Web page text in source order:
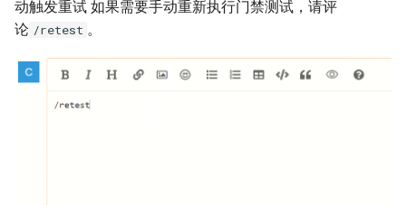
动触发重试 如果需要手动重新执行门禁测试，请评
论 /retest 。